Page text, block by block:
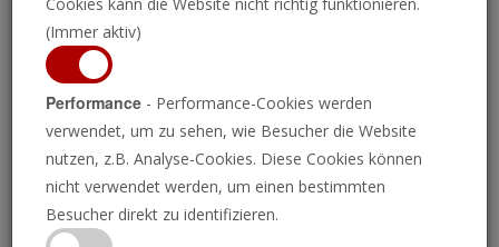
(Immer aktiv)
Performance - Performance-Cookies werden
verwendet, um zu sehen, wie Besucher die Website
nutzen, z.B. Analyse-Cookies. Diese Cookies können
nicht verwendet werden, um einen bestimmten
Besucher direkt zu identifizieren.